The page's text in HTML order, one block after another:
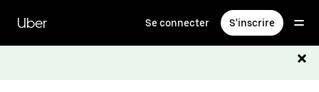
contenu
principal
Uber Se connecter S'inscrire